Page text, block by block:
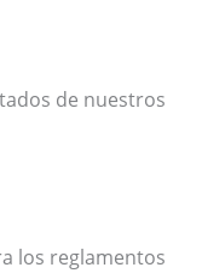
de nuestros
los reglamentos